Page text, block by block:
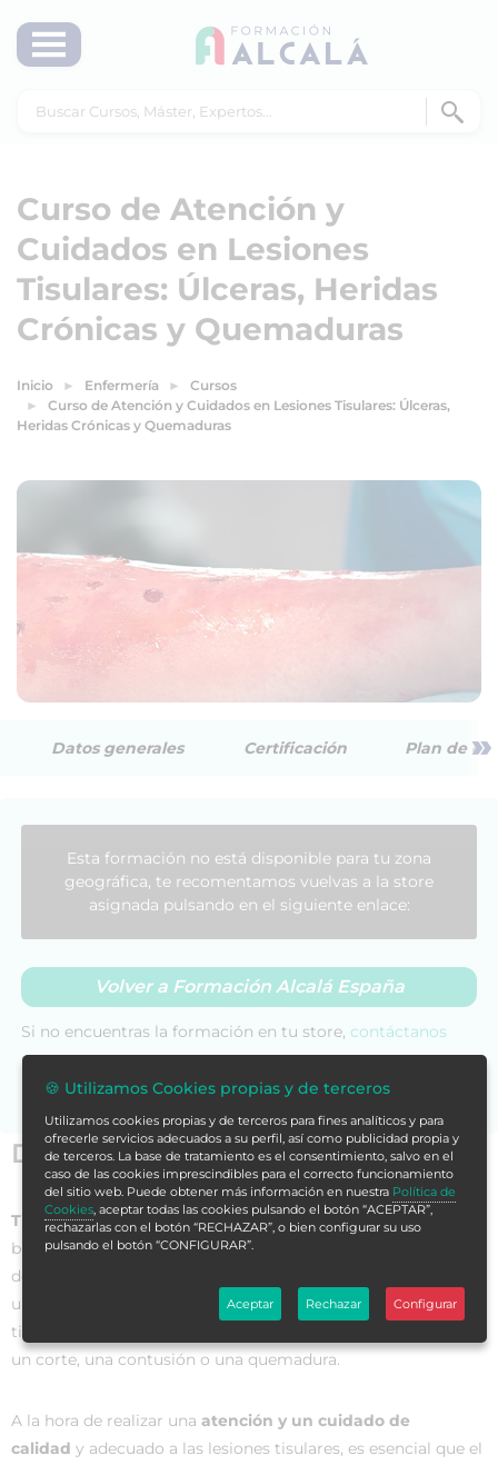
Curso de Atención y
Cuidados en Lesiones
Tisulares: Úlceras, Heridas
Crónicas y Quemaduras
Inicio Enfermería
Cursos
Curso de Atención y Cuidados en Lesiones Tisulares: Úlceras,
Heridas Crónicas y Quemaduras
Datos generales Certificación Plan de »
Datos generales
Tisulares un concepto que se utiliza en el ámbito de la
biología para hacer referenciaal tejido
de células que actúa de forma coordinada para desarrollar
una función. En este sentido, cuando hablamos de lesiones
tisulares, nos referimos a
un corte, una contusión o una quemadura.
A la hora de realizar una atención y un cuidado de
calidad y adecuado a las lesiones tisulares, es esencial que el
Esta formación no está disponible para tu zona
geográfica, te recomentamos vuelvas a la store
asignada pulsando en el siguiente enlace:
Volver a Formación Alcalá España
Si no encuentras la formación en tu store, contáctanos
para asesorarte.
🍪 Utilizamos Cookies propias y de terceros
Utilizamos cookies propias y de terceros para fines analíticos y para
ofrecerle servicios adecuados a su perfil, así como publicidad propia y
de terceros. La base de tratamiento es el consentimiento, salvo en el
caso de las cookies imprescindibles para el correcto funcionamiento
del sitio web. Puede obtener más información en nuestra Política de
Cookies , aceptar todas las cookies pulsando el botón “ACEPTAR”,
rechazarlas con el botón “RECHAZAR”, o bien configurar su uso
pulsando el botón “CONFIGURAR”.
Aceptar Rechazar Configurar